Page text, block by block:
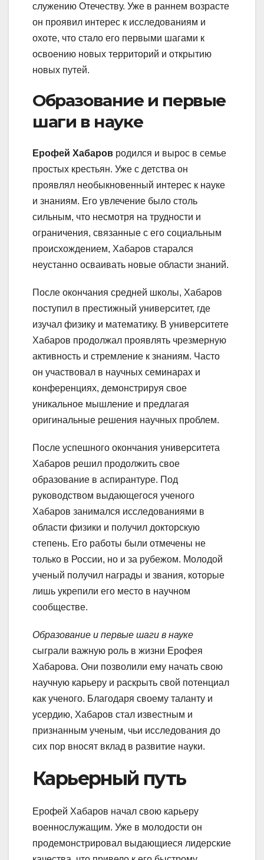
служению Отечеству. Уже в раннем возрасте
он проявил интерес к исследованиям и
охоте, что стало его первыми шагами к
освоению новых территорий и открытию
новых путей.
Образование и первые
шаги в науке
Ерофей Хабаров родился и вырос в семье
простых крестьян. Уже с детства он
проявлял необыкновенный интерес к науке
и знаниям. Его увлечение было столь
сильным, что несмотря на трудности и
ограничения, связанные с его социальным
происхождением, Хабаров старался
неустанно осваивать новые области знаний.
После окончания средней школы, Хабаров
поступил в престижный университет, где
изучал физику и математику. В университете
Хабаров продолжал проявлять чрезмерную
активность и стремление к знаниям. Часто
он участвовал в научных семинарах и
конференциях, демонстрируя свое
уникальное мышление и предлагая
оригинальные решения научных проблем.
После успешного окончания университета
Хабаров решил продолжить свое
образование в аспирантуре. Под
руководством выдающегося ученого
Хабаров занимался исследованиями в
области физики и получил докторскую
степень. Его работы были отмечены не
только в России, но и за рубежом. Молодой
ученый получил награды и звания, которые
лишь укрепили его место в научном
сообществе.
Образование и первые шаги в науке
сыграли важную роль в жизни Ерофея
Хабарова. Они позволили ему начать свою
научную карьеру и раскрыть свой потенциал
как ученого. Благодаря своему таланту и
усердию, Хабаров стал известным и
признанным ученым, чьи исследования до
сих пор вносят вклад в развитие науки.
Карьерный путь
Ерофей Хабаров начал свою карьеру
военнослужащим. Уже в молодости он
продемонстрировал выдающиеся лидерские